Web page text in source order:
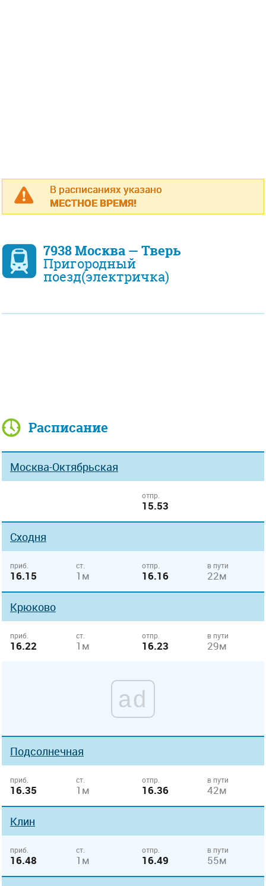
В расписаниях указано
МЕСТНОЕ ВРЕМЯ!
7938 Москва — Тверь
Пригородный
поезд(электричка)
Расписание
Москва-Октябрьская
отпр.
15.53
Сходня
приб.
16.15
ст.
1м
отпр.
16.16
в пути
22м
Крюково
приб.
16.22
ст.
1м
отпр.
16.23
в пути
29м
ad
Подсолнечная
приб.
16.35
ст.
1м
отпр.
16.36
в пути
42м
Клин
приб.
16.48
ст.
1м
отпр.
16.49
в пути
55м